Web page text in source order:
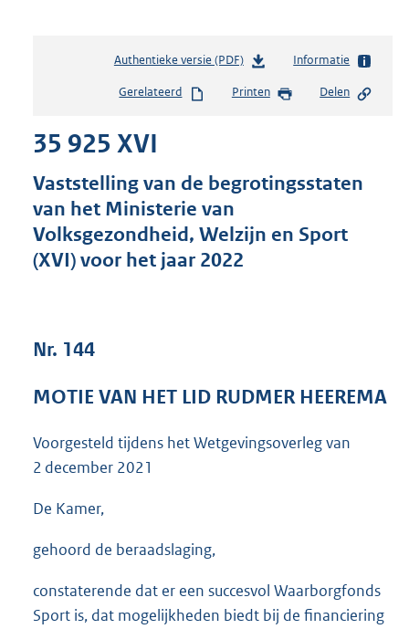
Authentieke versie (PDF)b
s
s
r
K
Informatie
Gerelateerd Printen Delen
35 925 XVI
Vaststelling van de begrotingsstaten
van het Ministerie van
Volksgezondheid, Welzijn en Sport
(XVI) voor het jaar 2022
Nr. 144
MOTIE VAN HET LID RUDMER HEEREMA
Voorgesteld tijdens het Wetgevingsoverleg van
2 december 2021
De Kamer,
gehoord de beraadslaging,
constaterende dat er een succesvol Waarborgfonds
Sport is, dat mogelijkheden biedt bij de financiering